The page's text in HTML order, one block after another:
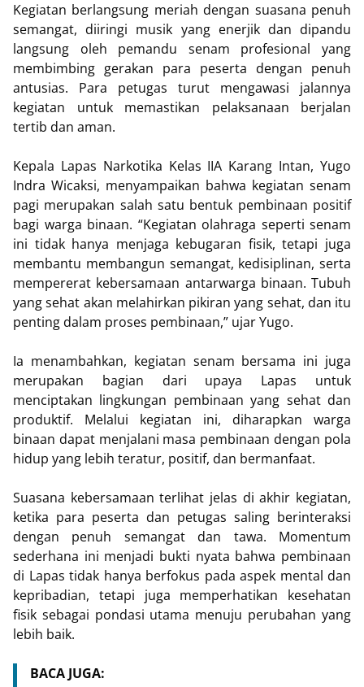
Kegiatan berlangsung meriah dengan suasana penuh
semangat, diiringi musik yang enerjik dan dipandu
langsung oleh pemandu senam profesional yang
membimbing gerakan para peserta dengan penuh
antusias. Para petugas turut mengawasi jalannya
kegiatan untuk memastikan pelaksanaan berjalan
tertib dan aman.
Kepala Lapas Narkotika Kelas IIA Karang Intan, Yugo
Indra Wicaksi, menyampaikan bahwa kegiatan senam
pagi merupakan salah satu bentuk pembinaan positif
bagi warga binaan. “Kegiatan olahraga seperti senam
ini tidak hanya menjaga kebugaran fisik, tetapi juga
membantu membangun semangat, kedisiplinan, serta
mempererat kebersamaan antarwarga binaan. Tubuh
yang sehat akan melahirkan pikiran yang sehat, dan itu
penting dalam proses pembinaan,” ujar Yugo.
Ia menambahkan, kegiatan senam bersama ini juga
merupakan bagian dari upaya Lapas untuk
menciptakan lingkungan pembinaan yang sehat dan
produktif. Melalui kegiatan ini, diharapkan warga
binaan dapat menjalani masa pembinaan dengan pola
hidup yang lebih teratur, positif, dan bermanfaat.
Suasana kebersamaan terlihat jelas di akhir kegiatan,
ketika para peserta dan petugas saling berinteraksi
dengan penuh semangat dan tawa. Momentum
sederhana ini menjadi bukti nyata bahwa pembinaan
di Lapas tidak hanya berfokus pada aspek mental dan
kepribadian, tetapi juga memperhatikan kesehatan
fisik sebagai pondasi utama menuju perubahan yang
lebih baik.
BACA JUGA: